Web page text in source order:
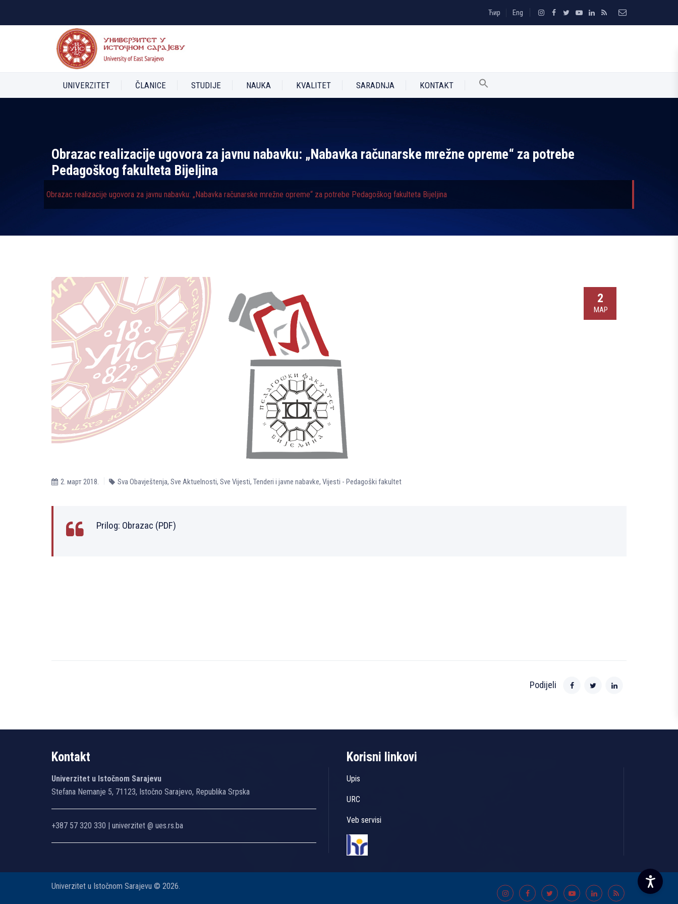
Ћир Eng
UNIVERZITET ČLANICE STUDIJE NAUKA KVALITET SARADNJA KONTAKT
Obrazac realizacije ugovora za javnu nabavku: „Nabavka računarske mrežne opreme“ za potrebe
Pedagoškog fakulteta Bijelјina
Obrazac realizacije ugovora za javnu nabavku: „Nabavka računarske mrežne opreme“ za potrebe Pedagoškog fakulteta Bijelјina
2
МАР
2. март 2018. Sva Obavještenja, Sve Aktuelnosti, Sve Vijesti, Tenderi i javne nabavke, Vijesti - Pedagoški fakultet
Prilog: Оbrazac (PDF)
Podijeli
Kontakt
Univerzitet u Istočnom Sarajevu
Stefana Nemanje 5, 71123, Istočno Sarajevo, Republika Srpska
+387 57 320 330 | univerzitet @ ues.rs.ba
Korisni linkovi
Upis
URC
Veb servisi
Univerzitet u Istočnom Sarajevu © 2026.